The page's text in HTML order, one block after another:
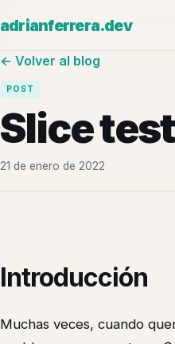
adrianferrera.dev
← Volver al blog
POST
Slice
21 de enero de 2022
Introducción
Muchas veces, cuando